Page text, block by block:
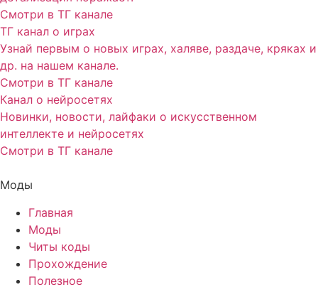
Смотри в ТГ канале
ТГ канал о играх
Узнай первым о новых играх, халяве, раздаче, кряках и
др. на нашем канале.
Смотри в ТГ канале
Канал о нейросетях
Новинки, новости, лайфаки о искусственном
интеллекте и нейросетях
Смотри в ТГ канале
Моды
Главная
Моды
Читы коды
Прохождение
Полезное